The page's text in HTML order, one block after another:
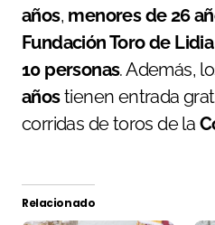
años, menores de 26
Fundación Toro de Lidia
10 personas. Además,
añostienen entrada
corridas de toros de la
Relacionado